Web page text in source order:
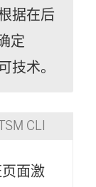
据在后
定
技术。
CLI
面激